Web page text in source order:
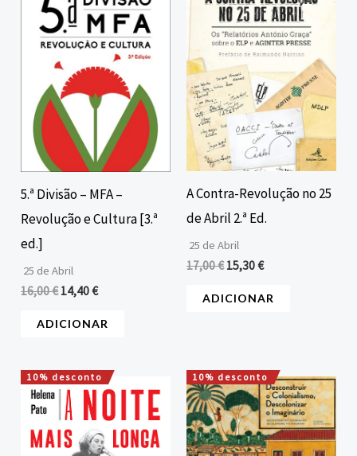
5.ª Divisão – MFA –
Revolução e Cultura [3.ª
ed.]
25 de Abril
16,00€
era:
16,00 €.
14,40€
é:
14,40 €.
ADICIONAR
A Contra-Revolução no 25
de Abril 2.ª Ed.
25 de Abril
17,00€
era:
17,00 €.
15,30€
é:
15,30 €.
ADICIONAR
10% desconto
O
preço
original
era:
16,00 €.
O
preço
atual
14,40 €.
10% desconto
O
preço
original
era:
40,00 €.
O
preço
atual
é:
36,00 €.